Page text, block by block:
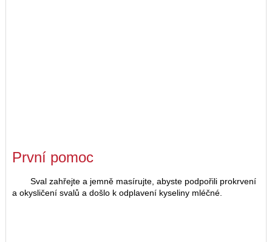
První pomoc
Sval zahřejte a jemně masírujte, abyste podpořili prokrvení
a okysličení svalů a došlo k odplavení kyseliny mléčné.